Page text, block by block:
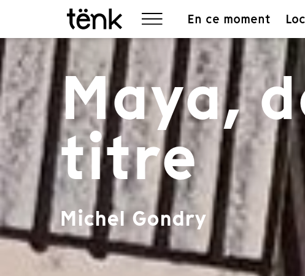
En ce moment
Maya,
titre
Michel Gondry